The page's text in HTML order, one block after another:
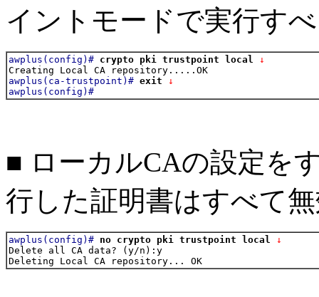
イントモードで実行す
awplus(config)# crypto pki trustpoint local ↓
awplus(ca-trustpoint)# exit ↓
awplus(config)#
■ ローカルCAの設定を
行した証明書はすべて
awplus(config)# no crypto pki trustpoint local ↓
Delete all CA data? (y/n):y